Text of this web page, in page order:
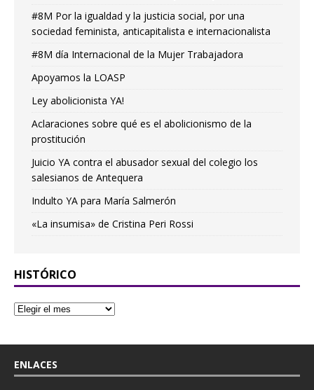
#8M Por la igualdad y la justicia social, por una
sociedad feminista, anticapitalista e internacionalista
#8M día Internacional de la Mujer Trabajadora
Apoyamos la LOASP
Ley abolicionista YA!
Aclaraciones sobre qué es el abolicionismo de la
prostitución
Juicio YA contra el abusador sexual del colegio los
salesianos de Antequera
Indulto YA para María Salmerón
«La insumisa» de Cristina Peri Rossi
HISTÓRICO
ENLACES